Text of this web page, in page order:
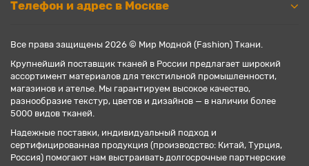
Телефон и адрес в Москве
Все права защищены 2026 © Мир Модной (Fashion) Ткани.
Крупнейший поставщик тканей в России предлагает широкий
ассортимент материалов для текстильной промышленности,
магазинов и ателье. Мы гарантируем высокое качество,
разнообразие текстур, цветов и дизайнов — в наличии более
5000 видов тканей.
Надежные поставки, индивидуальный подход и
сертифицированная продукция (производство: Китай, Турция,
Россия) помогают нам выстраивать долгосрочные партнерские